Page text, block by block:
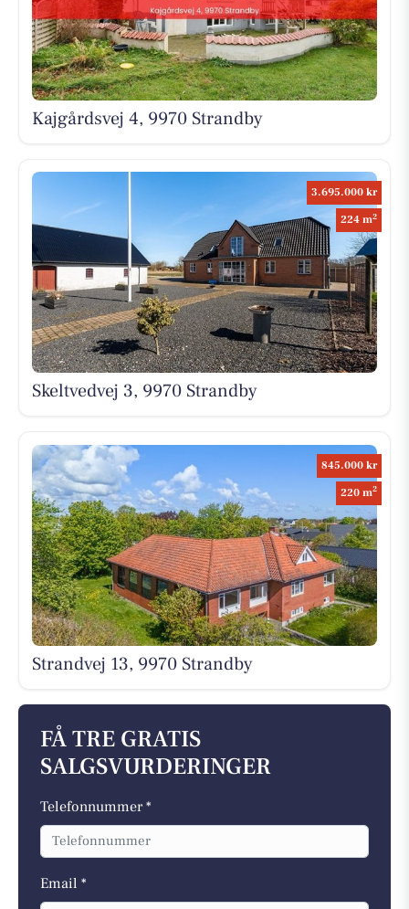
Kajgårdsvej 4, 9970 Strandby
3.695.000 kr
224 m2
Skeltvedvej 3, 9970 Strandby
845.000 kr
220 m2
Strandvej 13, 9970 Strandby
FÅ TRE GRATIS
SALGSVURDERINGER
Telefonnummer *
Email *